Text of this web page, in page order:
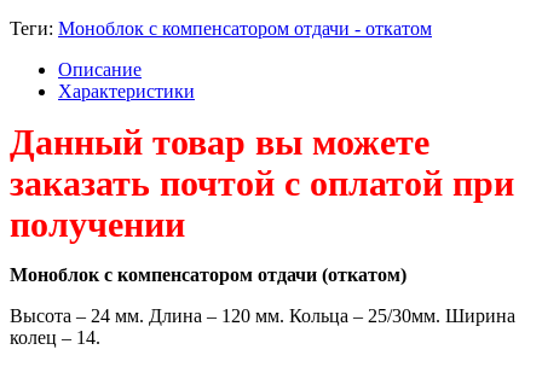
Теги: Моноблок с компенсатором отдачи - откатом
Описание
Характеристики
Данный товар вы можете
заказать почтой с оплатой при
получении
Моноблок с компенсатором отдачи (откатом)
Высота – 24 мм. Длина – 120 мм. Кольца – 25/30мм. Ширина
колец – 14.